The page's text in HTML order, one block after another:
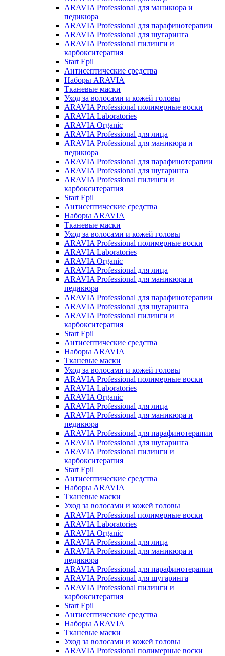
ARAVIA Professional для маникюра и
педикюра
ARAVIA Professional для парафинотерапии
ARAVIA Professional для шугаринга
ARAVIA Professional пилинги и
карбокситерапия
Start Epil
Антисептические средства
Наборы ARAVIA
Тканевые маски
Уход за волосами и кожей головы
ARAVIA Professional полимерные воски
ARAVIA Laboratories
ARAVIA Organic
ARAVIA Professional для лица
ARAVIA Professional для маникюра и
педикюра
ARAVIA Professional для парафинотерапии
ARAVIA Professional для шугаринга
ARAVIA Professional пилинги и
карбокситерапия
Start Epil
Антисептические средства
Наборы ARAVIA
Тканевые маски
Уход за волосами и кожей головы
ARAVIA Professional полимерные воски
ARAVIA Laboratories
ARAVIA Organic
ARAVIA Professional для лица
ARAVIA Professional для маникюра и
педикюра
ARAVIA Professional для парафинотерапии
ARAVIA Professional для шугаринга
ARAVIA Professional пилинги и
карбокситерапия
Start Epil
Антисептические средства
Наборы ARAVIA
Тканевые маски
Уход за волосами и кожей головы
ARAVIA Professional полимерные воски
ARAVIA Laboratories
ARAVIA Organic
ARAVIA Professional для лица
ARAVIA Professional для маникюра и
педикюра
ARAVIA Professional для парафинотерапии
ARAVIA Professional для шугаринга
ARAVIA Professional пилинги и
карбокситерапия
Start Epil
Антисептические средства
Наборы ARAVIA
Тканевые маски
Уход за волосами и кожей головы
ARAVIA Professional полимерные воски
ARAVIA Laboratories
ARAVIA Organic
ARAVIA Professional для лица
ARAVIA Professional для маникюра и
педикюра
ARAVIA Professional для парафинотерапии
ARAVIA Professional для шугаринга
ARAVIA Professional пилинги и
карбокситерапия
Start Epil
Антисептические средства
Наборы ARAVIA
Тканевые маски
Уход за волосами и кожей головы
ARAVIA Professional полимерные воски